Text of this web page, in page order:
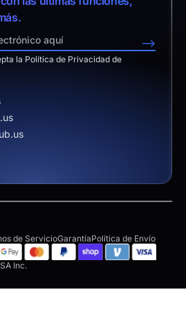
-->
la Política de Privacidad de
de ServicioGarantíaPolítica de Envío
Inc.